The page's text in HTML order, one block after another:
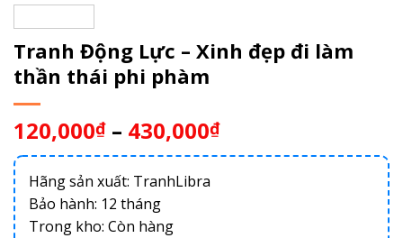
Tranh Động Lực – Xinh đẹp đi làm
thần thái phi phàm
120,000₫ – 430,000₫
Hãng sản xuất: TranhLibra
Bảo hành: 12 tháng
Trong kho: Còn hàng